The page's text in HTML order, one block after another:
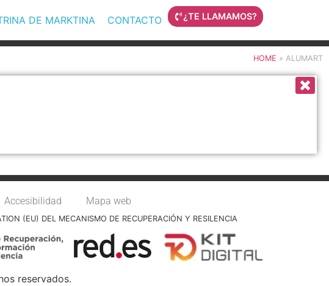
DE MARKTINA CONTACTO ¿TE LLAMAMOS?
HOME » ALUMART
Accesibilidad Mapa web
(EU) DEL MECANISMO DE RECUPERACIÓN Y RESILENCIA
reservados.